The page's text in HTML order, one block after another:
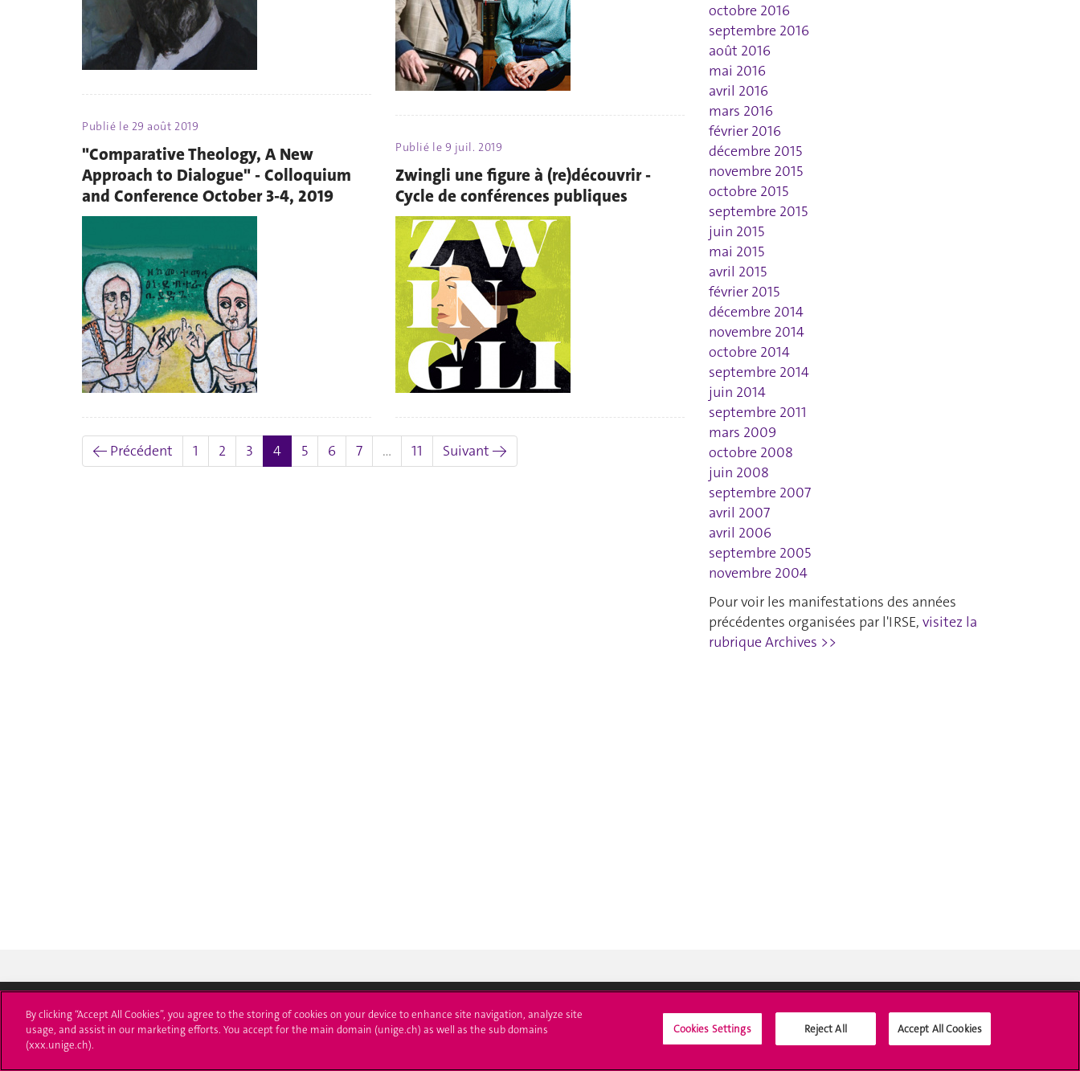
Publié le 29 août 2019
"Comparative Theology, A New
Approach to Dialogue" - Colloquium
and Conference October 3-4, 2019
Publié le 9 juil. 2019
Zwingli une figure à (re)découvrir -
Cycle de conférences publiques
← Précédent 1 2 3 4(actuel)
5 6 7 … 11 Suivant →
octobre 2016
septembre 2016
août 2016
mai 2016
avril 2016
mars 2016
février 2016
décembre 2015
novembre 2015
octobre 2015
septembre 2015
juin 2015
mai 2015
avril 2015
février 2015
décembre 2014
novembre 2014
octobre 2014
septembre 2014
juin 2014
septembre 2011
mars 2009
octobre 2008
juin 2008
septembre 2007
avril 2007
avril 2006
septembre 2005
novembre 2004
Pour voir les manifestations des années
précédentes organisées par l'IRSE, visitez la
rubrique Archives >>
Université de Genève S'inscrire à l'UNIGE L'UNIGE vous informe Médias sociaux UNIGE
By clicking “Accept All Cookies”, you agree to the storing of cookies on your device to enhance site navigation, analyze site
usage, and assist in our marketing efforts. You accept for the main domain (unige.ch) as well as the sub domains
(xxx.unige.ch).
Cookies Settings Reject All Accept All Cookies